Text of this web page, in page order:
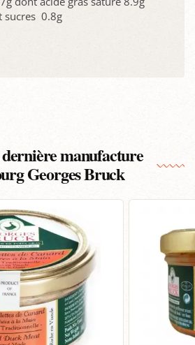
sucres 0.8g
manufacture
Georges Bruck